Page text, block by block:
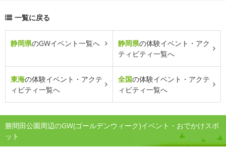
一覧に戻る
静岡県のGWイベント一覧へ 静岡県の体験イベント・アク
ティビティ一覧へ
東海の体験イベント・アクテ
ィビティ一覧へ
全国の体験イベント・アクテ
ィビティ一覧へ
勝間田公園周辺のGW(ゴールデンウィーク)イベント・おでかけスポ
ット